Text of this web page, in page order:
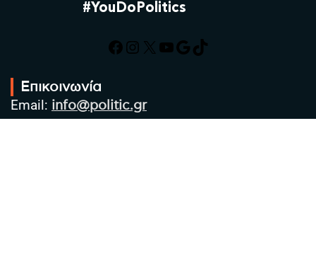
#YouDoPolitics
Facebook
Instagram
X YouTube
Google
TikTok
Επικοινωνία
Email: info@politic.gr
Τηλ: